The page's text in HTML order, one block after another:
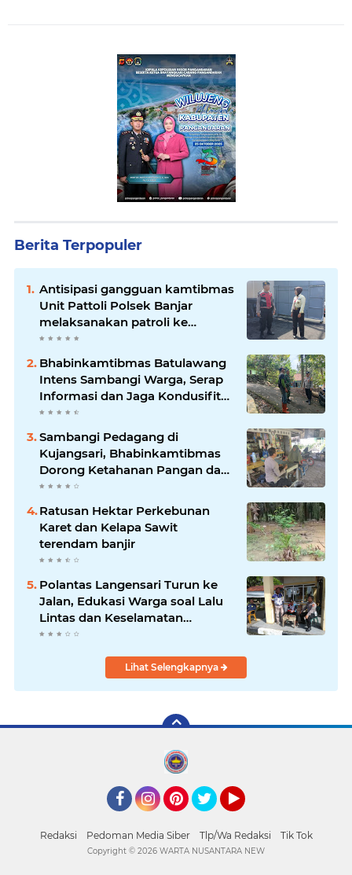
Berita Terpopuler
Antisipasi gangguan kamtibmas
Unit Pattoli Polsek Banjar
melaksanakan patroli ke
tempat-tempat keramaian di
wilayah hukum
Bhabinkamtibmas Batulawang
Intens Sambangi Warga, Serap
Informasi dan Jaga Kondusifitas
Lingkungan
Sambangi Pedagang di
Kujangsari, Bhabinkamtibmas
Dorong Ketahanan Pangan dan
Keamanan Lingkungan
Ratusan Hektar Perkebunan
Karet dan Kelapa Sawit
terendam banjir
Polantas Langensari Turun ke
Jalan, Edukasi Warga soal Lalu
Lintas dan Keselamatan
Berkendara
Lihat Selengkapnya
Redaksi Pedoman Media Siber Tlp/Wa Redaksi Tik Tok
Copyright © 2026 WARTA NUSANTARA NEW